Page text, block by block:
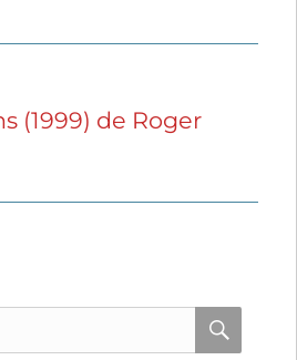
(1999) de Roger